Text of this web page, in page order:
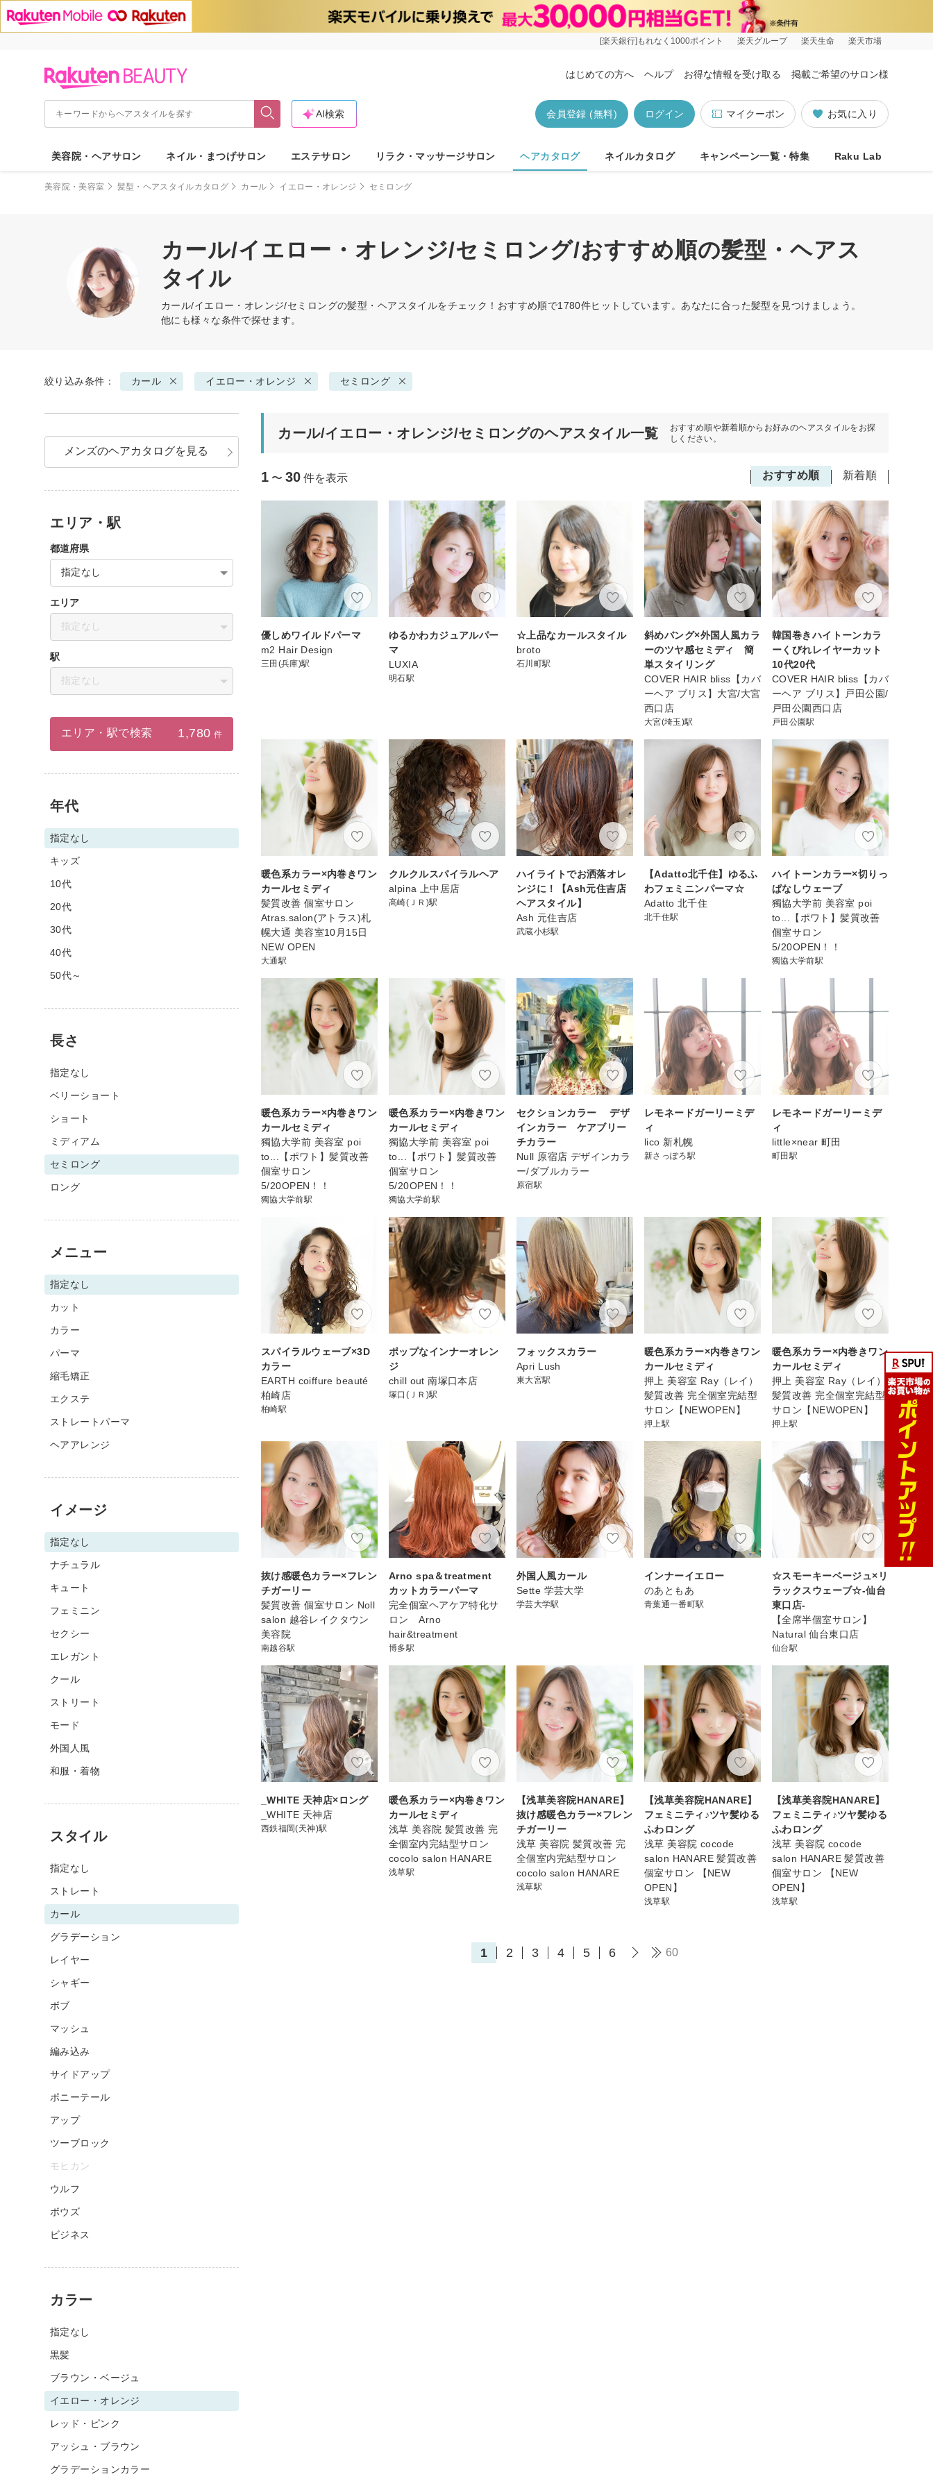
[楽天銀行]もれなく1000ポイント 楽天グループ 楽天生命 楽天市場
はじめての方へ ヘルプ お得な情報を受け取る 掲載ご希望のサロン様
お気に入り
マイクーポン
ログイン
会員登録 (無料)
AI検索
美容院・ヘアサロン ネイル・まつげサロン エステサロン リラク・マッサージサロン ヘアカタログ ネイルカタログ キャンペーン一覧・特集 Raku Lab
美容院・美容室 髪型・ヘアスタイルカタログ カール イエロー・オレンジ セミロング
カール/イエロー・オレンジ/セミロング/おすすめ順の髪型・ヘアス
タイル
カール/イエロー・オレンジ/セミロングの髪型・ヘアスタイルをチェック！おすすめ順で1780件ヒットしています。あなたに合った髪型を見つけましょう。
他にも様々な条件で探せます。
絞り込み条件： カール イエロー・オレンジ セミロング
カール/イエロー・オレンジ/セミロングのヘアスタイル一覧
おすすめ順や新着順からお好みのヘアスタイルをお探
しください。
おすすめ順 新着順
1 〜 30 件を表示
優しめワイルドパーマ
m2 Hair Design
三田(兵庫)駅
ゆるかわカジュアルパー
マ
LUXIA
明石駅
☆上品なカールスタイル
broto
石川町駅
斜めバング×外国人風カラ
ーのツヤ感セミディ 簡
単スタイリング
COVER HAIR bliss【カバ
ーヘア ブリス】大宮/大宮
西口店
大宮(埼玉)駅
韓国巻きハイトーンカラ
ーくびれレイヤーカット
10代20代
COVER HAIR bliss【カバ
ーヘア ブリス】戸田公園/
戸田公園西口店
戸田公園駅
暖色系カラー×内巻きワン
カールセミディ
髪質改善 個室サロン
Atras.salon(アトラス)札
幌大通 美容室10月15日
NEW OPEN
大通駅
クルクルスパイラルヘア
alpina 上中居店
高崎(ＪＲ)駅
ハイライトでお洒落オレ
ンジに！【Ash元住吉店
ヘアスタイル】
Ash 元住吉店
武蔵小杉駅
【Adatto北千住】ゆるふ
わフェミニンパーマ☆
Adatto 北千住
北千住駅
ハイトーンカラー×切りっ
ぱなしウェーブ
獨協大学前 美容室 poi
to...【ポワト】髪質改善
個室サロン
5/20OPEN！！
獨協大学前駅
暖色系カラー×内巻きワン
カールセミディ
獨協大学前 美容室 poi
to...【ポワト】髪質改善
個室サロン
5/20OPEN！！
獨協大学前駅
暖色系カラー×内巻きワン
カールセミディ
獨協大学前 美容室 poi
to...【ポワト】髪質改善
個室サロン
5/20OPEN！！
獨協大学前駅
セクションカラー デザ
インカラー ケアブリー
チカラー
Null 原宿店 デザインカラ
ー/ダブルカラー
原宿駅
レモネードガーリーミデ
ィ
lico 新札幌
新さっぽろ駅
レモネードガーリーミデ
ィ
little×near 町田
町田駅
スパイラルウェーブ×3D
カラー
EARTH coiffure beauté
柏崎店
柏崎駅
ポップなインナーオレン
ジ
chill out 南塚口本店
塚口(ＪＲ)駅
フォックスカラー
Apri Lush
東大宮駅
暖色系カラー×内巻きワン
カールセミディ
押上 美容室 Ray（レイ）
髪質改善 完全個室完結型
サロン【NEWOPEN】
押上駅
暖色系カラー×内巻きワン
カールセミディ
押上 美容室 Ray（レイ）
髪質改善 完全個室完結型
サロン【NEWOPEN】
押上駅
抜け感暖色カラー×フレン
チガーリー
髪質改善 個室サロン Noll
salon 越谷レイクタウン
美容院
南越谷駅
Arno spa＆treatment
カットカラーパーマ
完全個室ヘアケア特化サ
ロン Arno
hair&treatment
博多駅
外国人風カール
Sette 学芸大学
学芸大学駅
インナーイエロー
のあともあ
青葉通一番町駅
☆スモーキーベージュ×リ
ラックスウェーブ☆-仙台
東口店-
【全席半個室サロン】
Natural 仙台東口店
仙台駅
_WHITE 天神店×ロング
_WHITE 天神店
西鉄福岡(天神)駅
暖色系カラー×内巻きワン
カールセミディ
浅草 美容院 髪質改善 完
全個室内完結型サロン
cocolo salon HANARE
浅草駅
【浅草美容院HANARE】
抜け感暖色カラー×フレン
チガーリー
浅草 美容院 髪質改善 完
全個室内完結型サロン
cocolo salon HANARE
浅草駅
【浅草美容院HANARE】
フェミニティ♪ツヤ髪ゆる
ふわロング
浅草 美容院 cocode
salon HANARE 髪質改善
個室サロン 【NEW
OPEN】
浅草駅
【浅草美容院HANARE】
フェミニティ♪ツヤ髪ゆる
ふわロング
浅草 美容院 cocode
salon HANARE 髪質改善
個室サロン 【NEW
OPEN】
浅草駅
1 2 3 4 5 6 60
メンズのヘアカタログを見る
エリア・駅
都道府県
指定なし
エリア
指定なし
駅
指定なし
エリア・駅で検索 1,780 件
年代
指定なし
キッズ
10代
20代
30代
40代
50代～
長さ
指定なし
ベリーショート
ショート
ミディアム
セミロング
ロング
メニュー
指定なし
カット
カラー
パーマ
縮毛矯正
エクステ
ストレートパーマ
ヘアアレンジ
イメージ
指定なし
ナチュラル
キュート
フェミニン
セクシー
エレガント
クール
ストリート
モード
外国人風
和服・着物
スタイル
指定なし
ストレート
カール
グラデーション
レイヤー
シャギー
ボブ
マッシュ
編み込み
サイドアップ
ポニーテール
アップ
ツーブロック
モヒカン
ウルフ
ボウズ
ビジネス
カラー
指定なし
黒髪
ブラウン・ベージュ
イエロー・オレンジ
レッド・ピンク
アッシュ・ブラウン
グラデーションカラー